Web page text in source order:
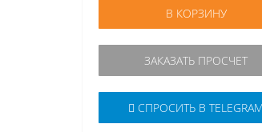
В КОРЗИНУ
ЗАКАЗАТЬ ПРОСЧЕТ
СПРОСИТЬ В TELEGRAM